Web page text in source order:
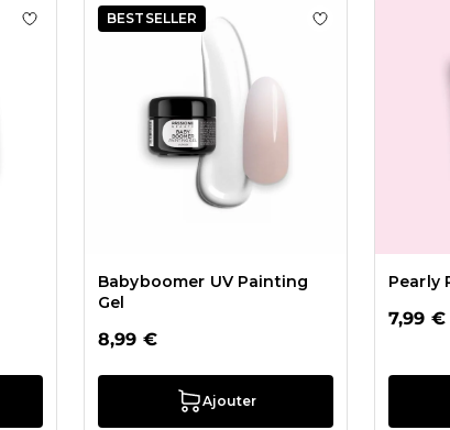
Ajouter à la liste de souhaits White UV Painting Gel
BESTSELLER
Babyboomer UV Painting
Gel
8,99 €
Ajouter
Ajouter à la liste
Pearly
7,99 €